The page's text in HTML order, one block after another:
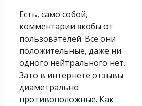
Есть, само собой,
комментарии якобы от
пользователей. Все они
положительные, даже ни
одного нейтрального нет.
Зато в интернете отзывы
диаметрально
противоположные. Как